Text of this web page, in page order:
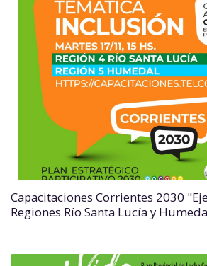
Capacitaciones Corrientes 2030
Regiones Río Santa Lucía y